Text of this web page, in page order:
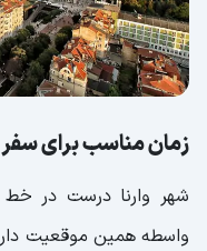
بهترین زمان سفر
رویدادها
فستیوال‌های فصل
زمان مناسب برای
شهر وارنا درست در
واسطه همین موقعیت